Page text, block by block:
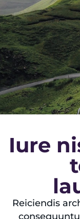
Iure
Reiciendis